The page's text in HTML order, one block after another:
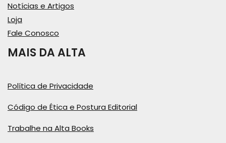
Notícias e Artigos
Loja
Fale Conosco
MAIS DA ALTA
Política de Privacidade
Código de Ética e Postura Editorial
Trabalhe na Alta Books